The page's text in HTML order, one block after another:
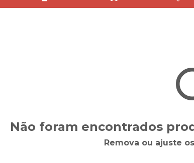
Não foram encontrados
Remova ou ajuste